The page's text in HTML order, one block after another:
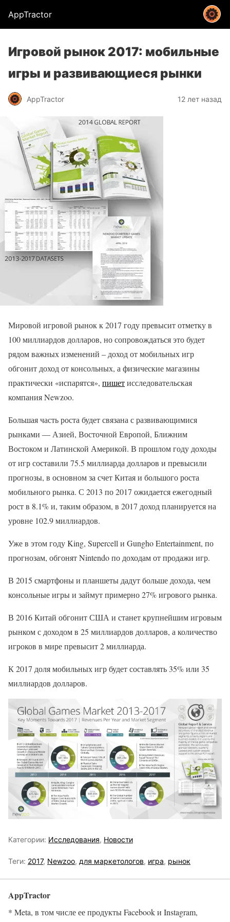
AppTractor
Игровой рынок 2017: мобильные
игры и развивающиеся рынки
AppTractor 12 лет назад
Мировой игровой рынок к 2017 году превысит отметку в
100 миллиардов долларов, но сопровождаться это будет
рядом важных изменений – доход от мобильных игр
обгонит доход от консольных, а физические магазины
практически «испарятся», пишетисследовательская
компания Newzoo.
Большая часть роста будет связана с развивающимися
рынками — Азией, Восточной Европой, Ближним
Востоком и Латинской Америкой. В прошлом году доходы
от игр составили 75.5 миллиарда долларов и превысили
прогнозы, в основном за счет Китая и большого роста
мобильного рынка. С 2013 по 2017 ожидается ежегодный
рост в 8.1% и, таким образом, в 2017 доход планируется на
уровне 102.9 миллиардов.
Уже в этом году King, Supercell и Gungho Entertainment, по
прогнозам, обгонят Nintendo по доходам от продажи игр.
В 2015 смартфоны и планшеты дадут больше дохода, чем
консольные игры и займут примерно 27% игрового рынка.
В 2016 Китай обгонит США и станет крупнейшим игровым
рынком с доходом в 25 миллиардов долларов, а количество
игроков в мире превысит 2 миллиарда.
К 2017 доля мобильных игр будет составлять 35% или 35
миллиардов долларов.
Категории: Исследования, Новости
Теги: 2017, Newzoo, для маркетологов, игра, рынок
AppTractor
* Meta, в том числе ее продукты Facebook и Instagram,